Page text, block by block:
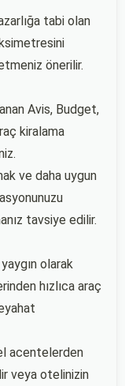
tabi olan
önerilir.
Avis, Budget,
kiralama
ve daha uygun
tavsiye edilir.
olarak
hızlıca araç
acentelerden
veya otelinizin